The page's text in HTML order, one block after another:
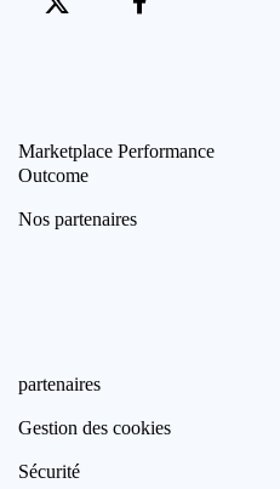
Marketplace Performance
Outcome
Nos partenaires
partenaires
Gestion des cookies
Sécurité